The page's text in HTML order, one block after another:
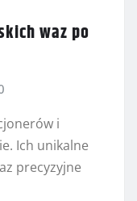
waz po
i
Ich unikalne
precyzyjne